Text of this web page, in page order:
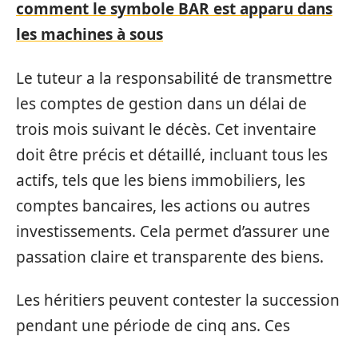
comment le symbole BAR est apparu dans
les machines à sous
Le tuteur a la responsabilité de transmettre
les comptes de gestion dans un délai de
trois mois suivant le décès. Cet inventaire
doit être précis et détaillé, incluant tous les
actifs, tels que les biens immobiliers, les
comptes bancaires, les actions ou autres
investissements. Cela permet d’assurer une
passation claire et transparente des biens.
Les héritiers peuvent contester la succession
pendant une période de cinq ans. Ces